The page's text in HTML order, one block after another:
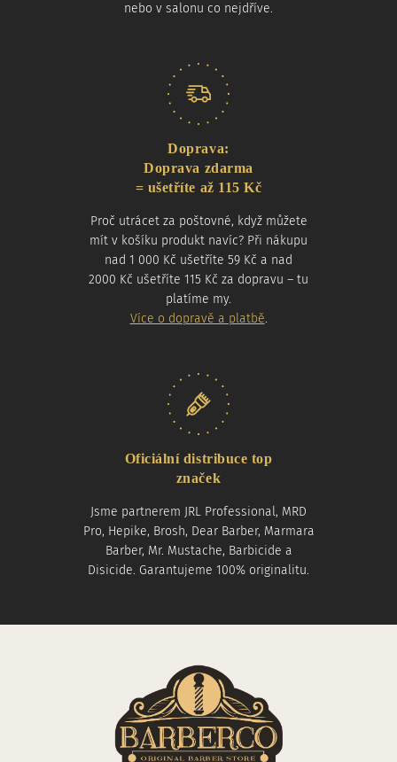
nebo v salonu co nejdříve.
Doprava:
Doprava zdarma
= ušetříte až 115 Kč
Proč utrácet za poštovné, když můžete
mít v košíku produkt navíc? Při nákupu
nad 1 000 Kč ušetříte 59 Kč a nad
2000 Kč ušetříte 115 Kč za dopravu – tu
platíme my.
Více o dopravě a platbě.
Oficiální distribuce top
značek
Jsme partnerem JRL Professional, MRD
Pro, Hepike, Brosh, Dear Barber, Marmara
Barber, Mr. Mustache, Barbicide a
Disicide. Garantujeme 100% originalitu.